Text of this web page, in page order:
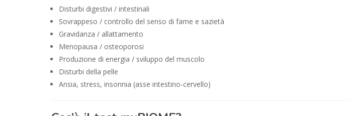
Disturbi digestivi / intestinali
Sovrappeso / controllo del senso di fame e sazietà
Gravidanza / allattamento
Menopausa / osteoporosi
Produzione di energia / sviluppo del muscolo
Disturbi della pelle
Ansia, stress, insonnia (asse intestino-cervello)